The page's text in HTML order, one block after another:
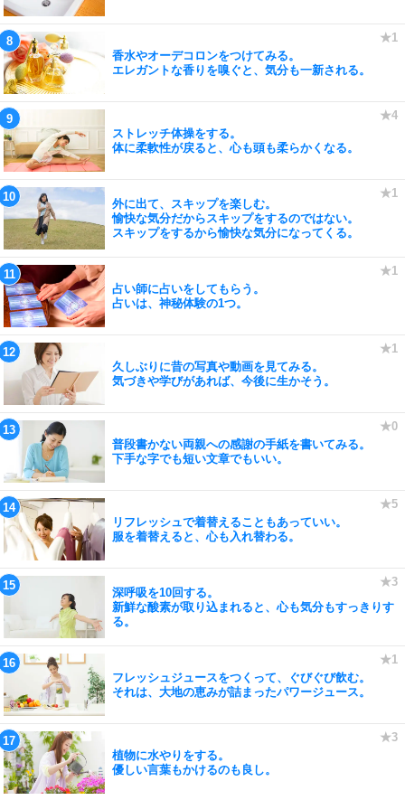
香水やオーデコロンをつけてみる。
エレガントな香りを嗅ぐと、気分も一新される。
ストレッチ体操をする。
体に柔軟性が戻ると、心も頭も柔らかくなる。
外に出て、スキップを楽しむ。
愉快な気分だからスキップをするのではない。
スキップをするから愉快な気分になってくる。
占い師に占いをしてもらう。
占いは、神秘体験の1つ。
久しぶりに昔の写真や動画を見てみる。
気づきや学びがあれば、今後に生かそう。
普段書かない両親への感謝の手紙を書いてみる。
下手な字でも短い文章でもいい。
リフレッシュで着替えることもあっていい。
服を着替えると、心も入れ替わる。
深呼吸を10回する。
新鮮な酸素が取り込まれると、心も気分もすっきりす
る。
フレッシュジュースをつくって、ぐびぐび飲む。
それは、大地の恵みが詰まったパワージュース。
植物に水やりをする。
優しい言葉もかけるのも良し。